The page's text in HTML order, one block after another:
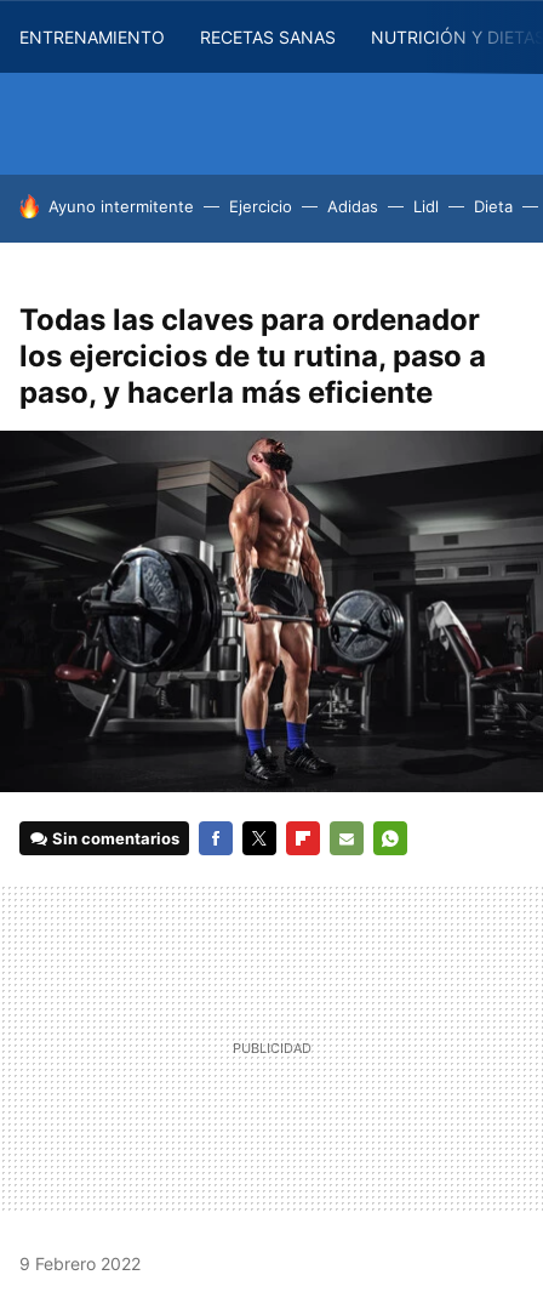
ENTRENAMIENTO RECETAS SANAS NUTRICIÓN Y
HOY SE HABLA DE
Ayuno intermitente Ejercicio Adidas Lidl Dieta
Todas las claves para ordenador
los ejercicios de tu rutina, paso a
paso, y hacerla más eficiente
Sin comentarios
MAIL
9 Febrero 2022